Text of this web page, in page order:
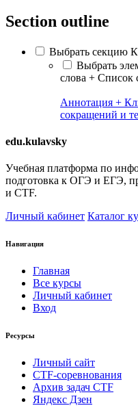
Section outline
Выбрать секцию
Выбрать
слова + Список
Аннотация +
сокращений и
edu.kulavsky
Учебная платформа по
подготовка к ОГЭ и ЕГЭ,
и CTF.
Личный кабинет Каталог
Навигация
Главная
Все курсы
Личный кабинет
Вход
Ресурсы
Личный сайт
CTF-соревнования
Архив задач CTF
Яндекс Дзен